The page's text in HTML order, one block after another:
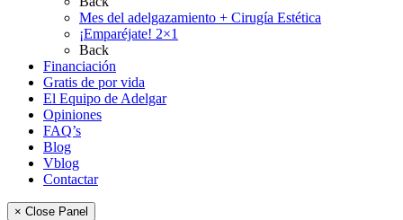
Mes del adelgazamiento + Cirugía Estética
¡Emparéjate! 2×1
Back
Financiación
Gratis de por vida
El Equipo de Adelgar
Opiniones
FAQ’s
Blog
Vblog
Contactar
× Close Panel